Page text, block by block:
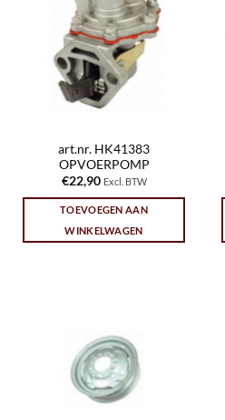
art.nr. HK41383
OPVOERPOMP
€22,90 Excl. BTW
TOEVOEGEN AAN
WINKELWAGEN